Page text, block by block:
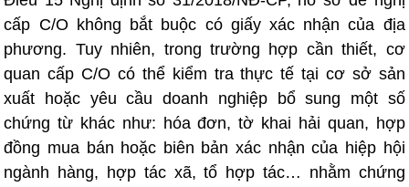
cấp C/O không bắt buộc có giấy xác nhận của địa
phương. Tuy nhiên, trong trường hợp cần thiết, cơ
quan cấp C/O có thể kiểm tra thực tế tại cơ sở sản
xuất hoặc yêu cầu doanh nghiệp bổ sung một số
chứng từ khác như: hóa đơn, tờ khai hải quan, hợp
đồng mua bán hoặc biên bản xác nhận của hiệp hội
ngành hàng, hợp tác xã, tổ hợp tác… nhằm chứng